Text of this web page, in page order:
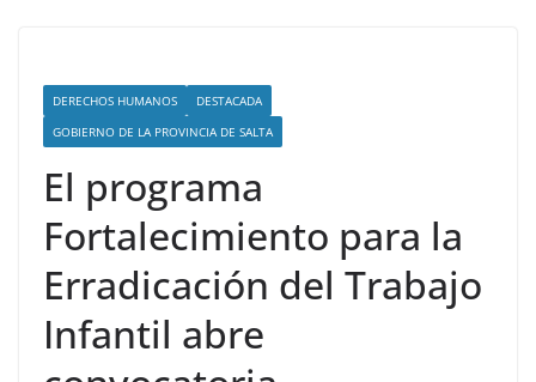
DERECHOS HUMANOS
DESTACADA
GOBIERNO DE LA PROVINCIA DE SALTA
El programa
Fortalecimiento para la
Erradicación del Trabajo
Infantil abre